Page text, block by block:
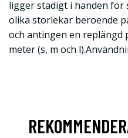
ligger stadigt i handen för
olika storlekar beroende
och antingen en replängd
meter (s, m och